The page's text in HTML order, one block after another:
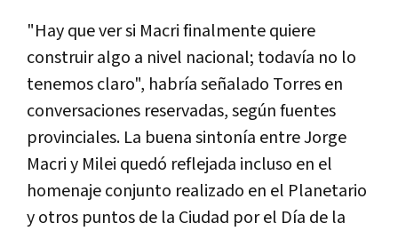
"Hay que ver si Macri finalmente quiere
construir algo a nivel nacional; todavía no lo
tenemos claro", habría señalado Torres en
conversaciones reservadas, según fuentes
provinciales. La buena sintonía entre Jorge
Macri y Milei quedó reflejada incluso en el
homenaje conjunto realizado en el Planetario
y otros puntos de la Ciudad por el Día de la